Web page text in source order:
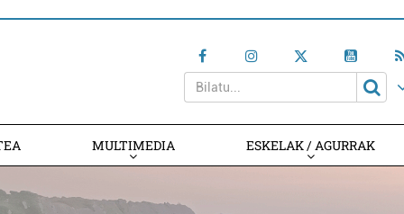
MULTIMEDIA ESKELAK / AGURRAK